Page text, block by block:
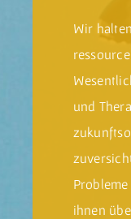
Wir
und
ihnen